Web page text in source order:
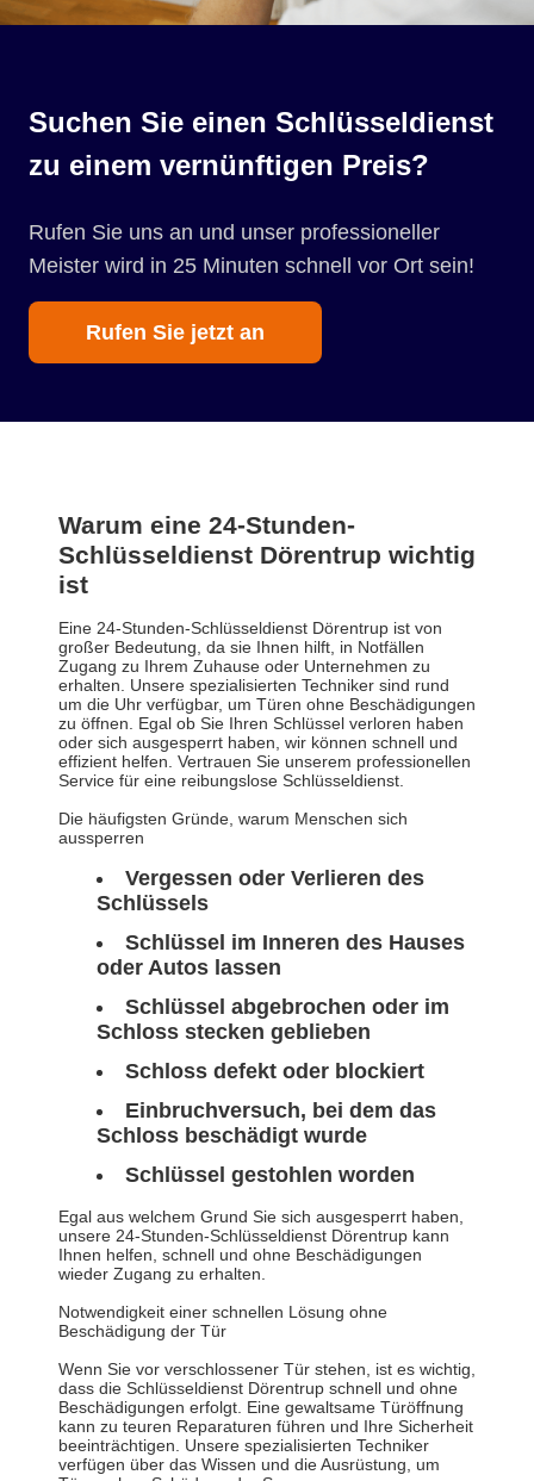
Suchen Sie einen Schlüsseldienst
zu einem vernünftigen Preis?
Rufen Sie uns an und unser professioneller
Meister wird in 25 Minuten schnell vor Ort sein!
Rufen Sie jetzt an
Warum eine 24-Stunden-
Schlüsseldienst Dörentrup wichtig
ist
Eine 24-Stunden-Schlüsseldienst Dörentrup ist von
großer Bedeutung, da sie Ihnen hilft, in Notfällen
Zugang zu Ihrem Zuhause oder Unternehmen zu
erhalten. Unsere spezialisierten Techniker sind rund
um die Uhr verfügbar, um Türen ohne Beschädigungen
zu öffnen. Egal ob Sie Ihren Schlüssel verloren haben
oder sich ausgesperrt haben, wir können schnell und
effizient helfen. Vertrauen Sie unserem professionellen
Service für eine reibungslose Schlüsseldienst.
Die häufigsten Gründe, warum Menschen sich
aussperren
Vergessen oder Verlieren des
Schlüssels
Schlüssel im Inneren des Hauses
oder Autos lassen
Schlüssel abgebrochen oder im
Schloss stecken geblieben
Schloss defekt oder blockiert
Einbruchversuch, bei dem das
Schloss beschädigt wurde
Schlüssel gestohlen worden
Egal aus welchem Grund Sie sich ausgesperrt haben,
unsere 24-Stunden-Schlüsseldienst Dörentrup kann
Ihnen helfen, schnell und ohne Beschädigungen
wieder Zugang zu erhalten.
Notwendigkeit einer schnellen Lösung ohne
Beschädigung der Tür
Wenn Sie vor verschlossener Tür stehen, ist es wichtig,
dass die Schlüsseldienst Dörentrup schnell und ohne
Beschädigungen erfolgt. Eine gewaltsame Türöffnung
kann zu teuren Reparaturen führen und Ihre Sicherheit
beeinträchtigen. Unsere spezialisierten Techniker
verfügen über das Wissen und die Ausrüstung, um